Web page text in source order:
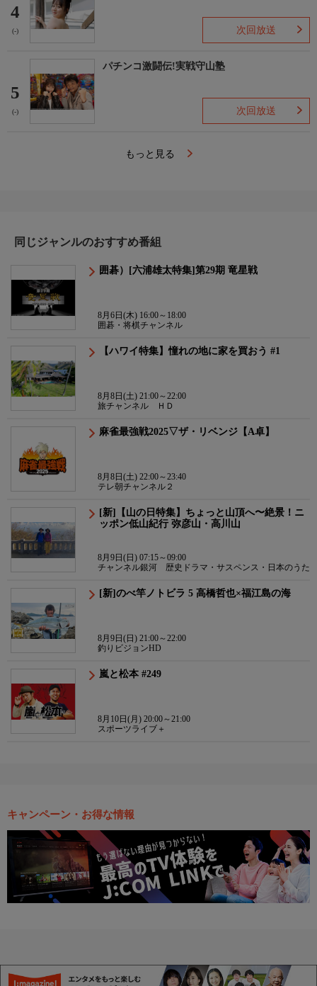
4
(-) 次回放送
5
(-)
パチンコ激闘伝!実戦守山塾
次回放送
もっと見る
同じジャンルのおすすめ番組
囲碁）[六浦雄太特集]第29期 竜星戦
8月6日(木) 16:00～18:00
囲碁・将棋チャンネル
【ハワイ特集】憧れの地に家を買おう #1
8月8日(土) 21:00～22:00
旅チャンネル ＨＤ
麻雀最強戦2025▽ザ・リベンジ【A卓】
8月8日(土) 22:00～23:40
テレ朝チャンネル２
[新]【山の日特集】ちょっと山頂へ〜絶景！ニ
ッポン低山紀行 弥彦山・高川山
8月9日(日) 07:15～09:00
チャンネル銀河 歴史ドラマ・サスペンス・日本のうた
[新]のべ竿ノトビラ 5 高橋哲也×福江島の海
8月9日(日) 21:00～22:00
釣りビジョンHD
嵐と松本 #249
8月10日(月) 20:00～21:00
スポーツライブ＋
キャンペーン・お得な情報